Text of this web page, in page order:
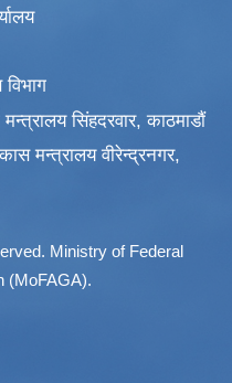
सिंहदरवार, काठमाडाैं
मन्त्रालय वीरेन्द्रनगर,
Ministry of Federal
(MoFAGA).